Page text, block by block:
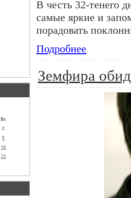
Вс
2
9
16
23
В честь 32-тенего
самые яркие и
порадовать
Подробнее
Земфира